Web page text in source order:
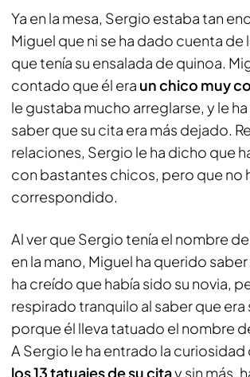
Ya en la mesa, Sergio estaba tan
Miguel que ni se ha dado cuenta de
que tenía su ensalada de quinoa.
contado que él era un chico muy
le gustaba mucho arreglarse, y le
saber que su cita era más dejado.
relaciones, Sergio le ha dicho que
con bastantes chicos, pero que no
correspondido.
Al ver que Sergio tenía el nombre
en la mano, Miguel ha querido
ha creído que había sido su novia,
respirado tranquilo al saber que era
porque él lleva tatuado el nombre
A Sergio le ha entrado la
los 13 tatuajes de su citay sin más,